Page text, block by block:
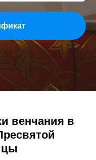
венчания в